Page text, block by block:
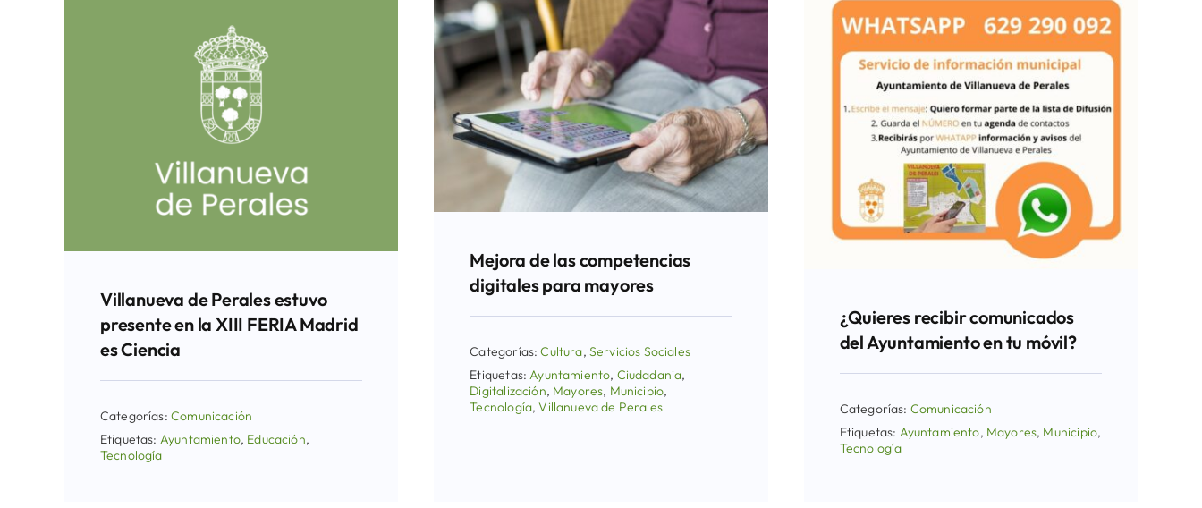
Villanueva de Perales estuvo
presente en la XIII FERIA Madrid
es Ciencia
Categorías: Comunicación
Etiquetas: Ayuntamiento, Educación,
Tecnología
Mejora de las competencias
digitales para mayores
Categorías:Cultura, Servicios Sociales
Etiquetas:Ayuntamiento, Ciudadania,
Digitalización, Mayores, Municipio,
Tecnología,Villanueva de Perales
¿Quieres recibir comunicados
del Ayuntamiento en tu móvil?
Categorías: Comunicación
Etiquetas: Ayuntamiento, Mayores, Municipio,
Tecnología